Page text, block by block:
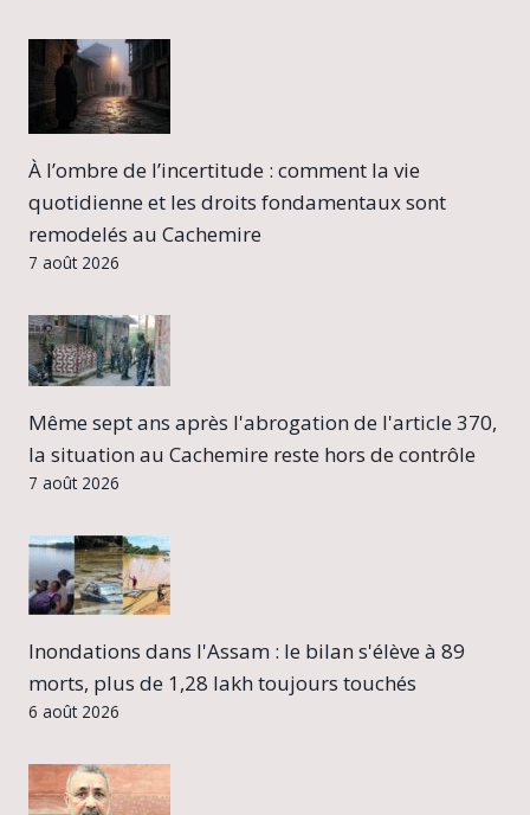
À l’ombre de l’incertitude : comment la vie
quotidienne et les droits fondamentaux sont
remodelés au Cachemire
7 août 2026
Même sept ans après l'abrogation de l'article 370,
la situation au Cachemire reste hors de contrôle
7 août 2026
Inondations dans l'Assam : le bilan s'élève à 89
morts, plus de 1,28 lakh toujours touchés
6 août 2026